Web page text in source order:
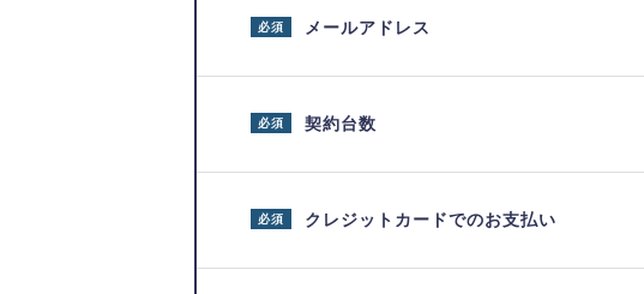
メールアドレス
必須
契約台数
必須
クレジットカードでのお支払い
必須